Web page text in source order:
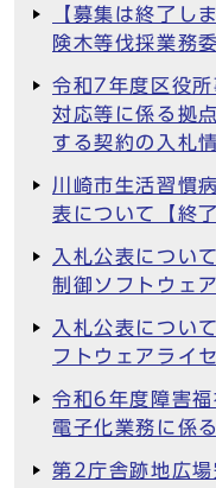
【募集は終了し
険木等伐採業務
令和7年度区役
対応等に係る拠
する契約の入札
川崎市生活習慣
表について【終
入札公表につい
制御ソフトウェ
入札公表につい
フトウェアライ
令和6年度障害
電子化業務に係
第2庁舎跡地広